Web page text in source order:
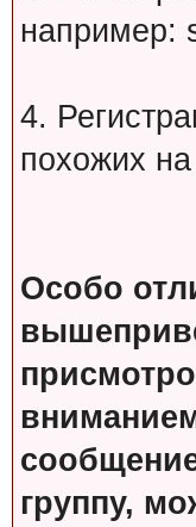
например:
4.
похожих
Особо
группу,